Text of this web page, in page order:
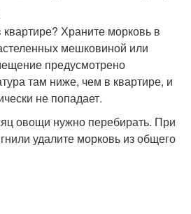
квартире? Храните морковь в
мешковиной или
предусмотрено
там ниже, чем в квартире, и
не попадает.
овощи нужно перебирать. При
удалите морковь из общего